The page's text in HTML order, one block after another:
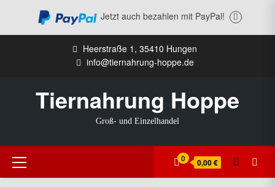
Jetzt auch bezahlen mit PayPal!
Heerstraße 1, 35410 Hungen
info@tiernahrung-hoppe.de
Tiernahrung Hoppe
Groß- und Einzelhandel
Primäres
Menü
0 0,00 €